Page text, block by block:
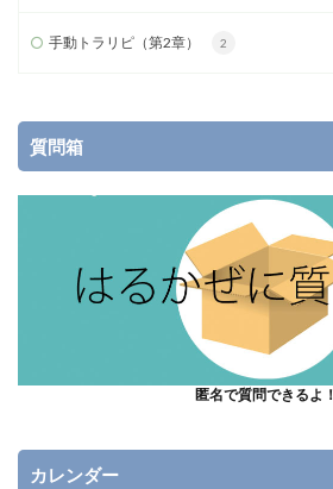
手動トラリピ（第2章） 2
質問箱
匿名で質問できるよ！
カレンダー